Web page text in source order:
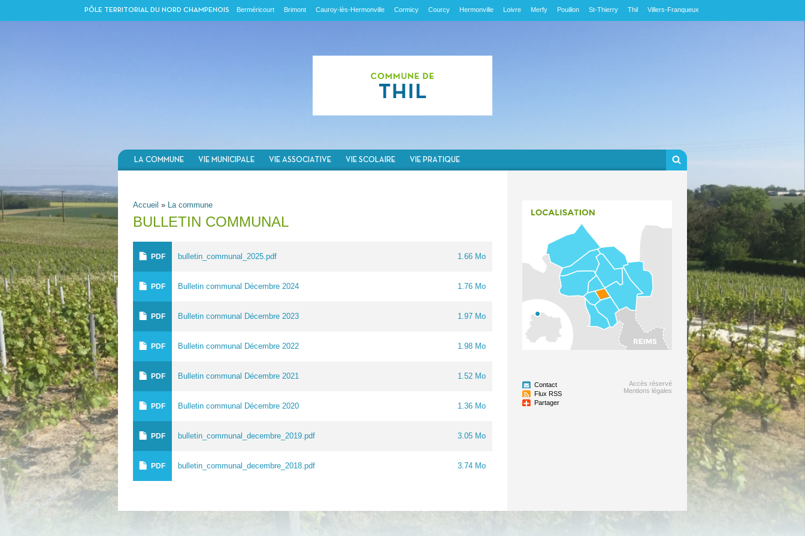
LA COMMUNE VIE MUNICIPALE VIE ASSOCIATIVE VIE SCOLAIRE VIE PRATIQUE
recherche
Rechercher
VOUS ÊTES ICI
Accueil » La commune
BULLETIN COMMUNAL
PDF bulletin_communal_2025.pdf 1.66 Mo
PDF Bulletin communal Décembre 2024 1.76 Mo
PDF Bulletin communal Décembre 2023 1.97 Mo
PDF Bulletin communal Décembre 2022 1.98 Mo
PDF Bulletin communal Décembre 2021 1.52 Mo
PDF Bulletin communal Décembre 2020 1.36 Mo
PDF bulletin_communal_decembre_2019.pdf 3.05 Mo
PDF bulletin_communal_decembre_2018.pdf 3.74 Mo
Contact
Flux RSS
Partager
Accès réservé
Mentions légales
PÔLE TERRITORIAL DU NORD CHAMPENOIS Berméricourt Brimont Cauroy-lès-Hermonville Cormicy Courcy Hermonville Loivre Merfy Pouillon St-Thierry Thil Villers-Franqueux